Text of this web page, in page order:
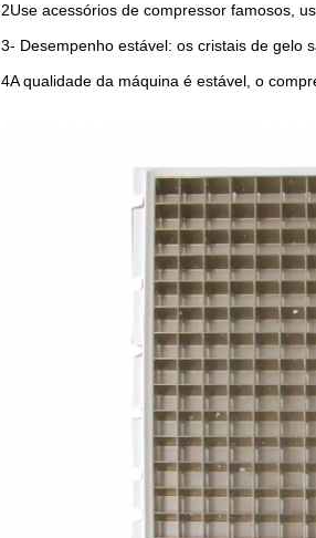
2Use acessórios de compressor famosos,
3- Desempenho estável: os cristais de gelo
4A qualidade da máquina é estável, o